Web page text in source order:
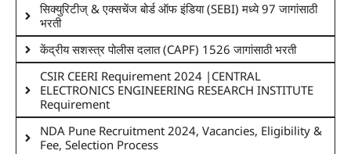
सिक्युरिटीज् & एक्सचेंज बोर्ड ऑफ इंडिया (SEBI) मध्ये 97 जागांसाठी
भरती
केंद्रीय सशस्त्र पोलीस दलात (CAPF) 1526 जागांसाठी भरती
CSIR CEERI Requirement 2024 |CENTRAL
ELECTRONICS ENGINEERING RESEARCH INSTITUTE
Requirement
NDA Pune Recruitment 2024, Vacancies, Eligibility &
Fee, Selection Process